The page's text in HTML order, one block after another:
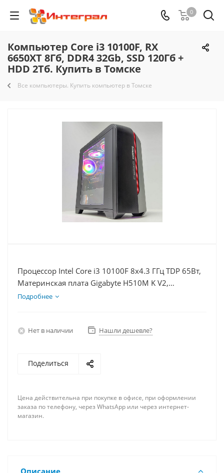
0
Компьютер Core i3 10100F, RX
6650XT 8Гб, DDR4 32Gb, SSD 120Гб +
HDD 2Тб. Купить в Томске
Все компьютеры. Купить компьютер в Томске
Процессор Intel Core i3 10100F 8x4.3 ГГц TDP 65Вт,
Материнская плата Gigabyte H510M K V2,
Видеокарта RX 6650XT 8Гб, Память DDR4 32Gb,
Подробнее
Нет в наличии Нашли дешевле?
Поделиться
Цена действительна при покупке в офисе, при оформлении
заказа по телефону, через WhatsApp или через интернет-
магазин.
Описание